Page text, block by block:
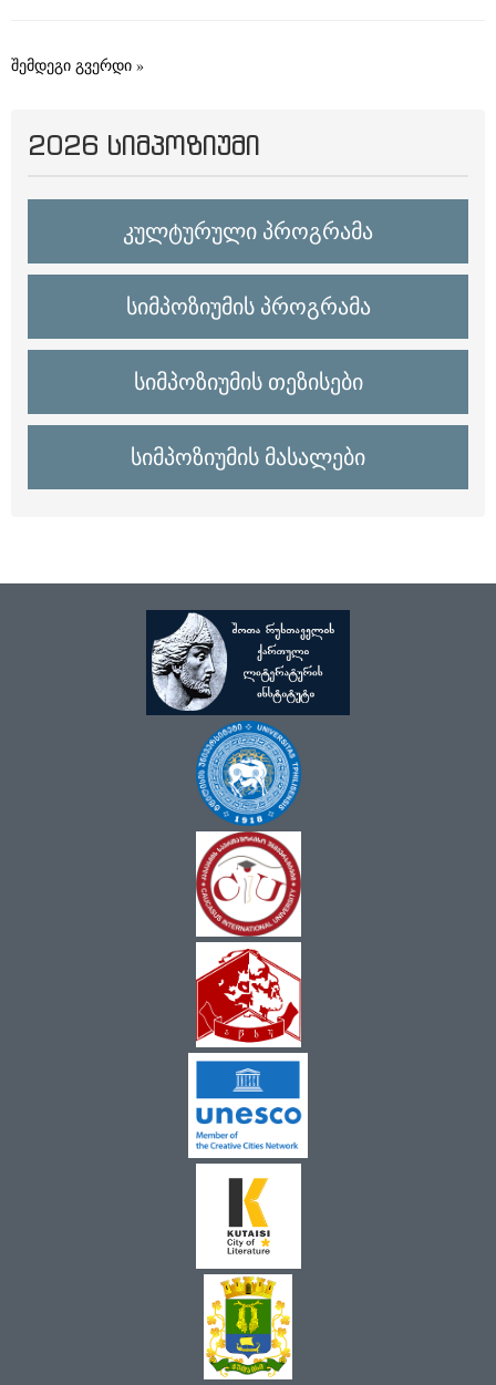
შემდეგი გვერდი »
2026 ᲡᲘᲛᲞᲝᲖᲘᲣᲛᲘ
კულტურული პროგრამა
სიმპოზიუმის პროგრამა
სიმპოზიუმის თეზისები
სიმპოზიუმის მასალები